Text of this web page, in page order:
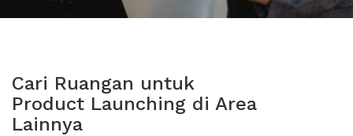
Cari Ruangan untuk
Product Launching di Area
Lainnya